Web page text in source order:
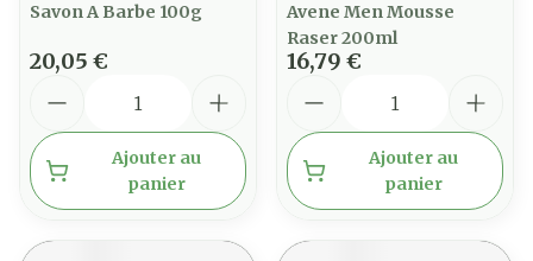
Savon A Barbe 100g
20,05 €
Ajouter au
panier
Avene Men Mousse
Raser 200ml
16,79 €
Ajouter au
panier